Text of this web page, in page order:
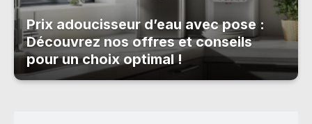
Prix adoucisseur d’eau avec pose :
Découvrez nos offres et conseils
pour un choix optimal !